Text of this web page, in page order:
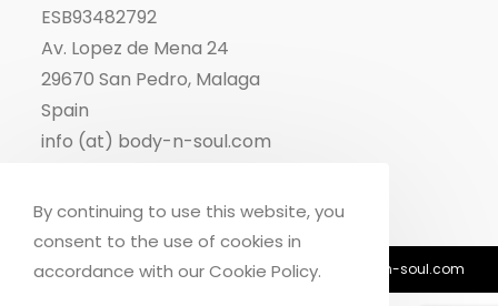
ESB93482792
Av. Lopez de Mena 24
29670 San Pedro, Malaga
Spain
info (at) body-n-soul.com
© Copyright 2018-2026 - Body n Soul - info@body-n-soul.com
By continuing to use this website, you
consent to the use of cookies in
accordance with our Cookie Policy.